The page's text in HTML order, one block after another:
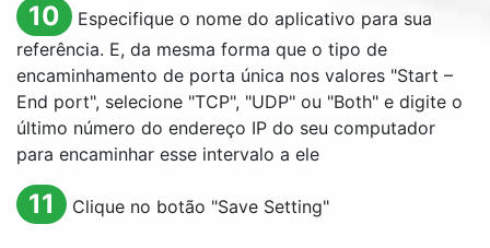
10
Especifique o nome do aplicativo para sua
referência. E, da mesma forma que o tipo de
encaminhamento de porta única nos valores "Start –
End port", selecione "TCP", "UDP" ou "Both" e digite o
último número do endereço IP do seu computador
para encaminhar esse intervalo a ele
11 Clique no botão "Save Setting"